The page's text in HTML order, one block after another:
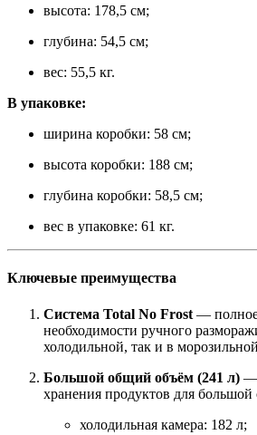
высота: 178,5 см;
глубина: 54,5 см;
вес: 55,5 кг.
В упаковке:
ширина коробки: 58 см;
высота коробки: 188 см;
глубина коробки: 58,5 см;
вес в упаковке: 61 кг.
Ключевые преимущества
Система Total No Frost — полное
необходимости ручного
холодильной, так и в
Большой общий объём (241 л) —
хранения продуктов для большой
холодильная камера: 182 л;